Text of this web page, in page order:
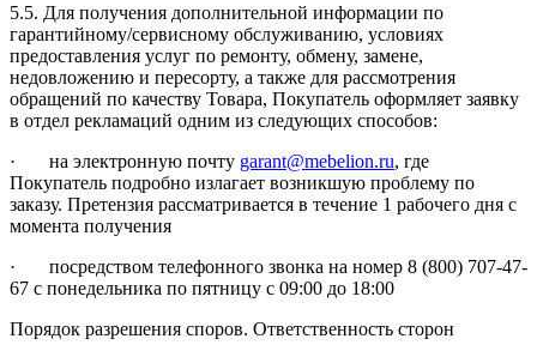
5.5. Для получения дополнительной информации по
гарантийному/сервисному обслуживанию, условиях
предоставления услуг по ремонту, обмену, замене,
недовложению и пересорту, а также для рассмотрения
обращений по качеству Товара, Покупатель оформляет заявку
в отдел рекламаций одним из следующих способов:
· на электронную почту garant@mebelion.ru, где
Покупатель подробно излагает возникшую проблему по
заказу. Претензия рассматривается в течение 1 рабочего дня с
момента получения
· посредством телефонного звонка на номер 8 (800) 707-47-
67 с понедельника по пятницу с 09:00 до 18:00
Порядок разрешения споров. Ответственность сторон